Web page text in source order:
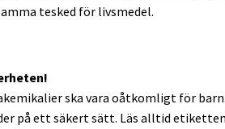
tesked för livsmedel.
ska vara oåtkomligt för
på ett säkert sätt. Läs alltid